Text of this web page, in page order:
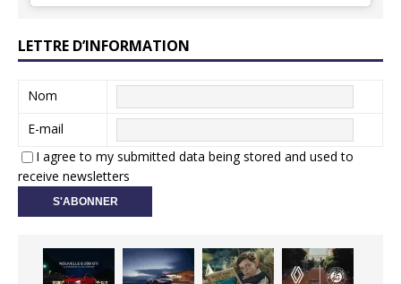
LETTRE D’INFORMATION
Nom
E-mail
I agree to my submitted data being stored and used to
receive newsletters